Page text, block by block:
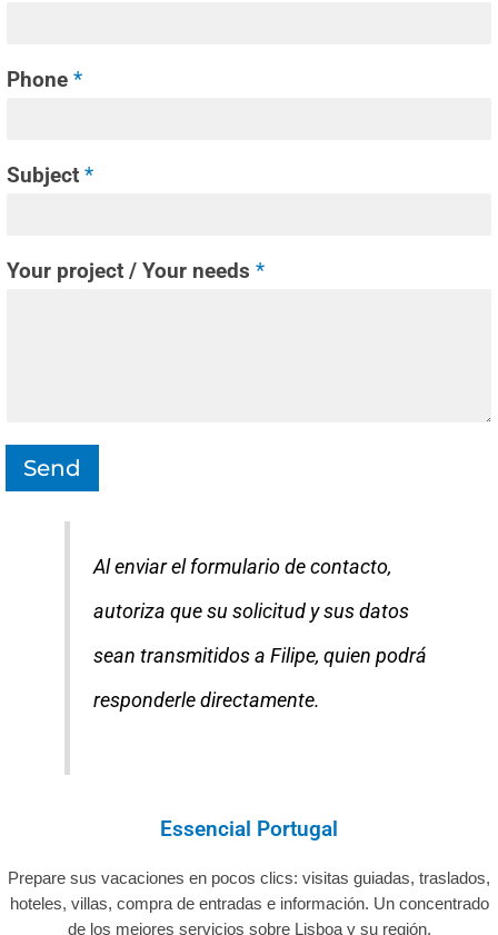
Phone *
Subject *
Your project / Your needs *
Send
Al enviar el formulario de contacto,
autoriza que su solicitud y sus datos
sean transmitidos a Filipe, quien podrá
responderle directamente.
Essencial Portugal
Prepare sus vacaciones en pocos clics: visitas guiadas, traslados,
hoteles, villas, compra de entradas e información. Un concentrado
de los mejores servicios sobre Lisboa y su región.